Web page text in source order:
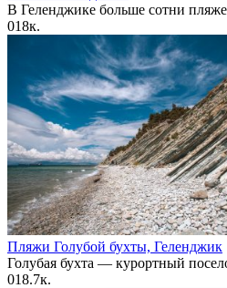
В Геленджике больше сотни
018к.
Пляжи Голубой бухты, Геленджик
Голубая бухта — курортный
018.7к.